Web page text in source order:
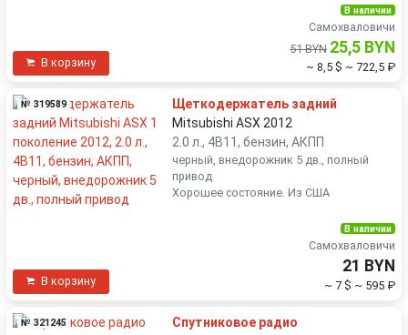
В корзину
В наличии
Самохваловичи
51 BYN 25,5 BYN
~ 8,5 $ ~ 722,5 ₽
№ 319589
Щеткодержатель задний
Mitsubishi ASX 2012
2.0 л., 4B11, бензин, АКПП
черный, внедорожник 5 дв., полный
привод
Хорошее состояние. Из США
В корзину
В наличии
Самохваловичи
21 BYN
~ 7 $ ~ 595 ₽
№ 321245
Спутниковое радио